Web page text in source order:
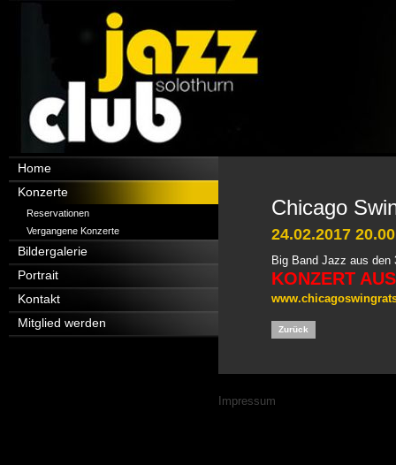
Chicago
24.02.2017 20.00
Big Band Jazz aus den
KONZERT
Zurück
Navigation
überspringen
Home
Konzerte
Reservationen
Vergangene Konzerte
Bildergalerie
Portrait
Kontakt
Mitglied werden
Navigation
Impressum